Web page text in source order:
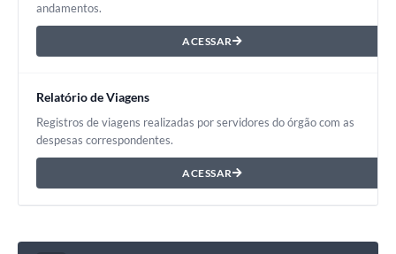
andamentos.
ACESSAR
Relatório de Viagens
Registros de viagens realizadas por servidores do órgão com as
despesas correspondentes.
ACESSAR